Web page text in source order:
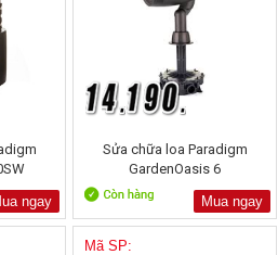
ngay
Sửa chữa loa Paradigm
GardenOasis 6
Mua ngay
Mã SP: